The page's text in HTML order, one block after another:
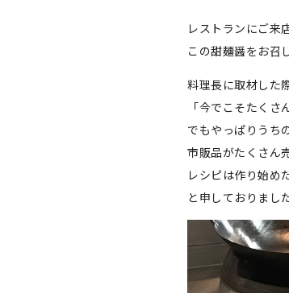
レストランにご来
この甜麺醤をお召
料理長に取材した
「今でこそたく
でもやっぱりうち
市販品がたくさん
レシピは作り始め
と申しておりました